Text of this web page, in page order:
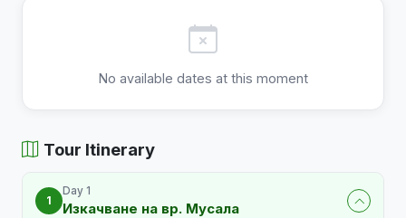
No available dates at this moment
Tour Itinerary
1
Day 1
Изкачване на вр. Мусала